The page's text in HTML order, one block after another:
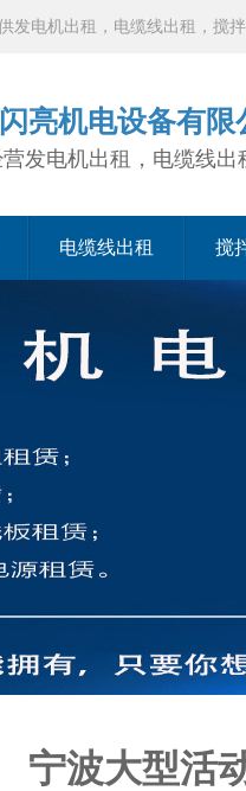
发电机出租，电缆线出租，搅
亮机电设备有限
发电机出租，电缆线
电缆线出租 搅
宁波大型活